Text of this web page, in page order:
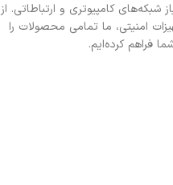
شبکه‌های کامپیوتری و ارتباطاتی. از
امنیتی، ما تمامی محصولات را
فراهم کرده‌ایم.